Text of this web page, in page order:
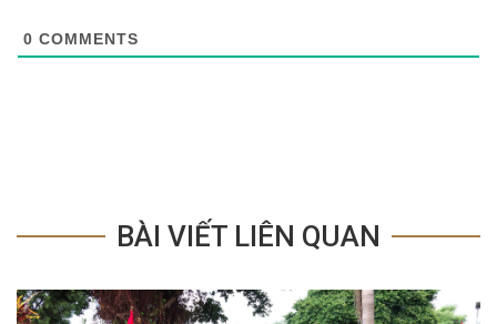
0 COMMENTS
BÀI VIẾT LIÊN QUAN